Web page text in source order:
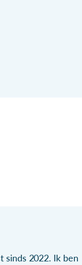
sinds 2022. Ik ben